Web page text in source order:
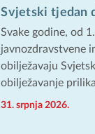
Svjetski tjedan
Svake godine, od
javnozdravstvene
obilježavaju
obilježavanje
31. srpnja 2026.